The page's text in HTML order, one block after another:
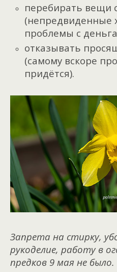
перебирать вещи
(непредвиденные
проблемы с
отказывать
(самому вскоре
придётся).
Запрета на стирку,
рукоделие, работу в
предков 9 мая не было.